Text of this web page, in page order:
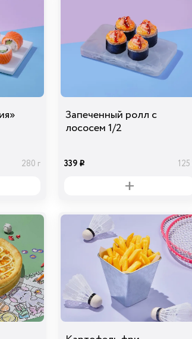
280 г
Запеченный ролл с
лососем 1/2
339 i 125